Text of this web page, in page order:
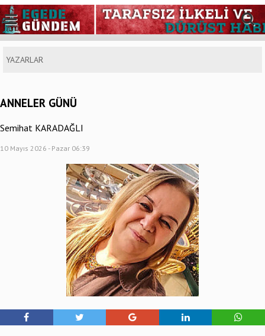
YAZARLAR
ANNELER GÜNÜ
Semihat KARADAĞLI
10 Mayıs 2026 - Pazar 06:39